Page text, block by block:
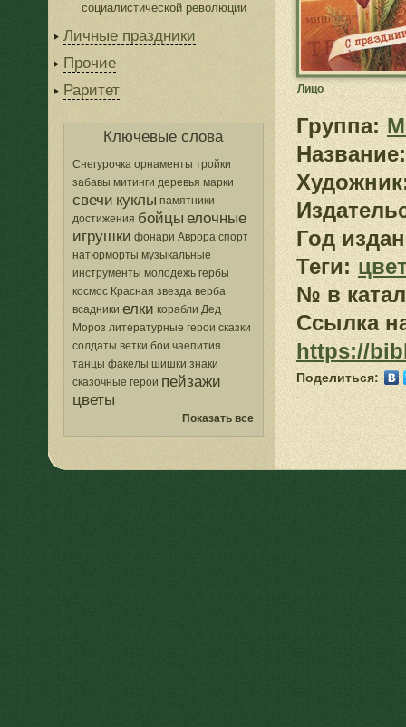
социалистической революции
Личные праздники
Прочие
Раритет
Ключевые слова
Снегурочка орнаменты тройки
забавы митинги деревья марки
свечи куклы памятники
достижения бойцы елочные
игрушки фонари Аврора спорт
натюрморты музыкальные
инструменты молодежь гербы
космос Красная звезда верба
всадники елки корабли Дед
Мороз литературные герои сказки
солдаты ветки бои чаепития
танцы факелы шишки знаки
сказочные герои пейзажи
цветы
Показать все
Лицо
Группа:
Название:
Год
Теги:
№ в
Ссылка
https://
Поделиться: